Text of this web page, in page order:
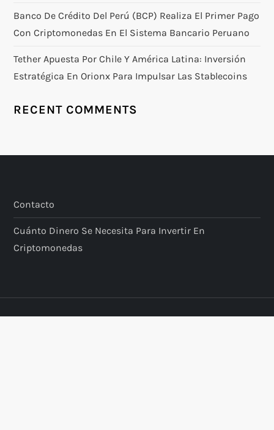
Banco De Crédito Del Perú (BCP) Realiza El Primer Pago
Con Criptomonedas En El Sistema Bancario Peruano
Tether Apuesta Por Chile Y América Latina: Inversión
Estratégica En Orionx Para Impulsar Las Stablecoins
RECENT COMMENTS
Contacto
Cuánto Dinero Se Necesita Para Invertir En
Criptomonedas